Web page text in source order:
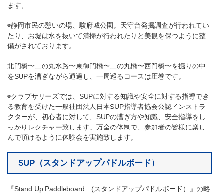
ます。
◉静岡市民の憩いの場、駿府城公園。天守台発掘調査が行われてい
たり、お堀は水を抜いて清掃が行われたりと美観を保つように整
備がされております。
北門橋〜二の丸水路〜東御門橋〜二の丸橋〜西門橋〜を掘りの中
をSUPを漕ぎながら通過し、一周巡るコースは圧巻です。
◉クラブサリーズでは、SUPに対する知識や安全に対する指導でき
る教育を受けた一般社団法人日本SUP指導者協会公認インストラ
クターが、初心者に対して、SUPの漕ぎ方や知識、安全指導をし
っかりレクチャー致します。万全の体制で、参加者の皆様に楽し
んで頂けるように体験会を実施致します。
SUP（スタンドアップパドルボード）
『Stand Up Paddleboard (スタンドアップパドルボード）』の略